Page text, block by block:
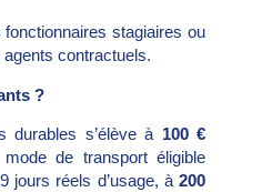
stagiaires ou
contractuels.
?
durables s’élève à 100 €
mode de transport éligible
jours réels d’usage, à 200